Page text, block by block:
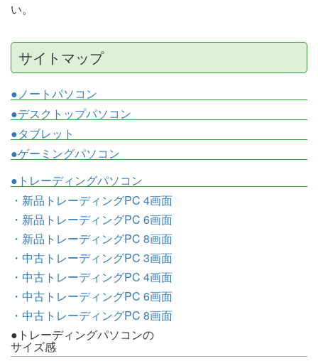
い。
サイトマップ
●ノートパソコン
●デスクトップパソコン
●タブレット
●ゲーミングパソコン
●トレーディングパソコン
・新品トレーディングPC 4画面
・新品トレーディングPC 6画面
・新品トレーディングPC 8画面
・中古トレーディングPC 3画面
・中古トレーディングPC 4画面
・中古トレーディングPC 6画面
・中古トレーディングPC 8画面
●トレーディングパソコンの
サイズ感